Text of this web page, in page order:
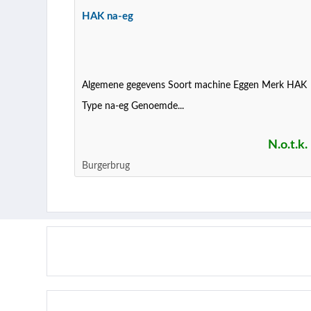
HAK na-eg
Algemene gegevens Soort machine Eggen Merk HAK
Type na-eg Genoemde...
N.o.t.k.
Burgerbrug